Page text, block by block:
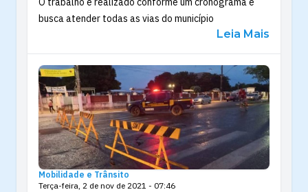
busca atender todas as vias do município
Leia Mais
Mobilidade e Trânsito
Terça-feira, 2 de nov de 2021 - 07:46